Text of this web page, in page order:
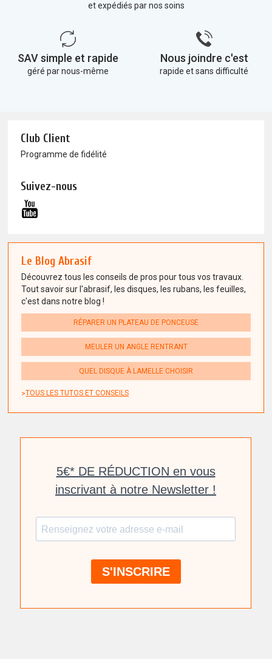
et expédiés par nos soins
SAV simple et rapide
géré par nous-même
Nous joindre c'est
rapide et sans difficulté
Club Client
Programme de fidélité
Suivez-nous
Le Blog Abrasif
Découvrez tous les conseils de pros pour tous vos travaux.
Tout savoir sur l'abrasif, les disques, les rubans, les feuilles,
c'est dans notre blog !
RÉPARER UN PLATEAU DE PONCEUSE
MEULER UN ANGLE RENTRANT
QUEL DISQUE À LAMELLE CHOISIR
TOUS LES TUTOS ET CONSEILS